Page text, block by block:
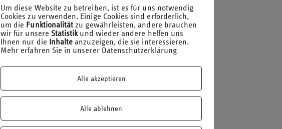
Um diese Website zu betreiben, ist es für uns notwendig
Cookies zu verwenden. Einige Cookies sind erforderlich,
um die Funktionalität zu gewährleisten, andere brauchen
wir für unsere Statistikund wieder andere helfen uns
Ihnen nur die Inhalte anzuzeigen, die sie interessieren.
Mehr erfahren Sie in unserer Datenschutzerklärung
Alle akzeptieren
Alle ablehnen